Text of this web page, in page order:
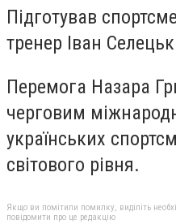
Підготував
тренер Іван
Перемога Назара
черговим
українських
світового рівня.
Якщо ви помітили помилку, виділіть
повідомити про це редакцію